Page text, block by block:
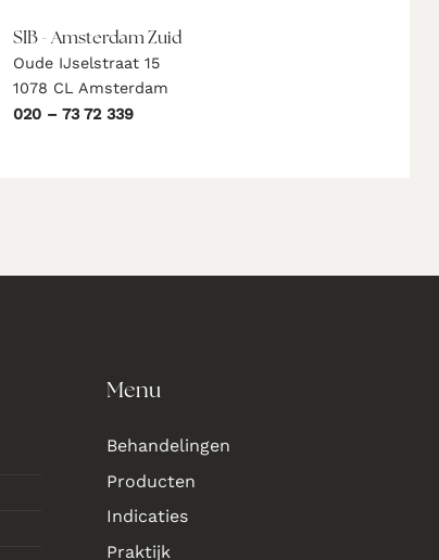
SIB - Amsterdam Zuid
Oude IJselstraat 15
1078 CL Amsterdam
020 – 73 72 339
Menu
Behandelingen
Producten
Indicaties
Praktijk